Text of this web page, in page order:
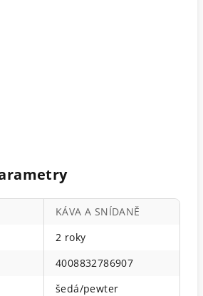
KÁVA A SNÍDANĚ
2 roky
4008832786907
šedá/pewter